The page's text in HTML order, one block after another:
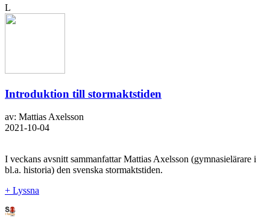
L
Introduktion till stormaktstiden
av: Mattias Axelsson
2021-10-04
I veckans avsnitt sammanfattar Mattias Axelsson (gymnasielärare i
bl.a. historia) den svenska stormaktstiden.
+ Lyssna